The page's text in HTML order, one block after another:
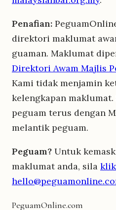
Penafian:
direktori maklumat
guaman. Maklumat
Direktori Awam Majlis
Kami tidak menjamin
kelengkapan
peguam terus dengan
melantik peguam.
Peguam? Untuk
maklumat anda, sila
PeguamOnline.com